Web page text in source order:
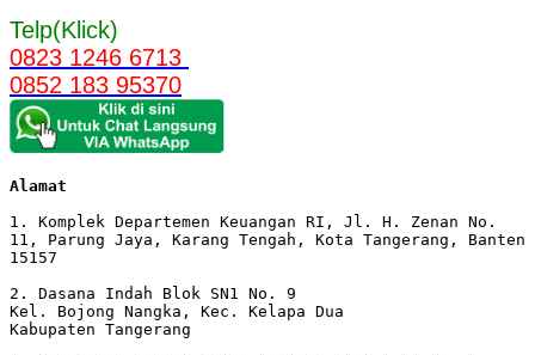
Telp(Klick)
0823 1246 6713
0852 183 95370
Alamat
1. Komplek Departemen Keuangan RI, Jl. H. Zenan No.
11, Parung Jaya, Karang Tengah, Kota Tangerang, Banten
15157
2. Dasana Indah Blok SN1 No. 9
Kel. Bojong Nangka, Kec. Kelapa Dua
Kabupaten Tangerang